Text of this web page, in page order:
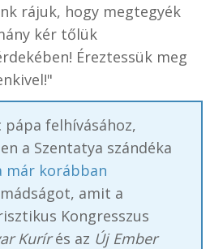
rájuk, hogy megtegyék
kér tőlük
Éreztessük meg
pápa felhívásához,
a Szentatya szándéka
már korábban
amit a
Kongresszus
Kurírés az Új Ember